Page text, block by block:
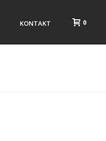
KONTAKT 0